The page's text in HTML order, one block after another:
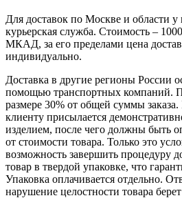
Для доставок по Москве и области у
курьерская служба. Стоимость –
МКАД, за его пределами цена
индивидуально.
Доставка в другие регионы России
помощью транспортных компаний.
размере 30% от общей суммы
клиенту присылается
изделием, после чего должны быть
от стоимости товара. Только это
возможность завершить процедуру
товар в твердой упаковке, что
Упаковка оплачивается отдельно.
нарушение целостности товара